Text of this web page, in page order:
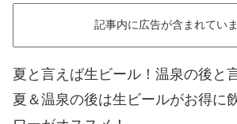
記事内に広告が含まれていま
夏と言えば生ビール！温泉の後と
夏＆温泉の後は生ビールがお得に